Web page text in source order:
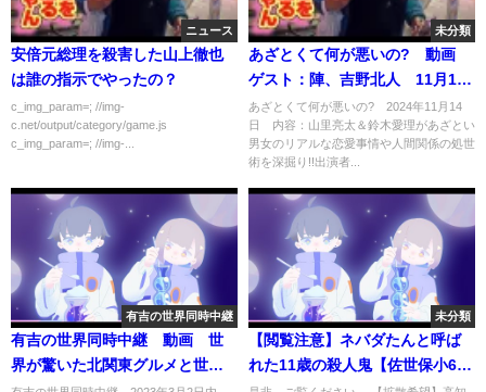
ニュース
安倍元総理を殺害した山上徹也
は誰の指示でやったの？
c_img_param=; //img-
c.net/output/category/game.js
c_img_param=; //img-...
未分類
あざとくて何が悪いの? 動画
ゲスト：陣、吉野北人 11月14
日
あざとくて何が悪いの? 2024年11月14
日 内容：山里亮太＆鈴木愛理があざとい
男女のリアルな恋愛事情や人間関係の処世
術を深掘り!!出演者...
有吉の世界同時中継
有吉の世界同時中継 動画 世
界が驚いた北関東グルメと世界
未分類
【閲覧注意】ネバダたんと呼ば
れた11歳の殺人鬼【佐世保小6女